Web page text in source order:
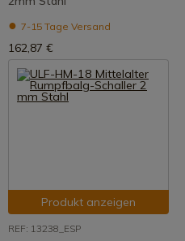
7-15 Tage Versand
162,87 €
Produkt anzeigen
REF: 13238_ESP